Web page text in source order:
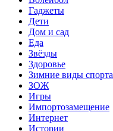
Гаджеты
Дети
Дом и сад
Еда
Звёзды
Здоровье
Зимние виды спорта
ЗОЖ
Игры
Импортозамещение
Интернет
Истории